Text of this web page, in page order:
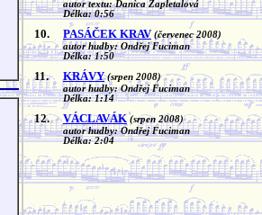
autor textu: Danica Zapletalová
Délka: 0:56
10. PASÁČEK KRAV (červenec 2008)
autor hudby: Ondřej Fuciman
Délka: 1:50
11. KRÁVY (srpen 2008)
autor hudby: Ondřej Fuciman
Délka: 1:14
12. VÁCLAVÁK (srpen 2008)
autor hudby: Ondřej Fuciman
Délka: 2:04